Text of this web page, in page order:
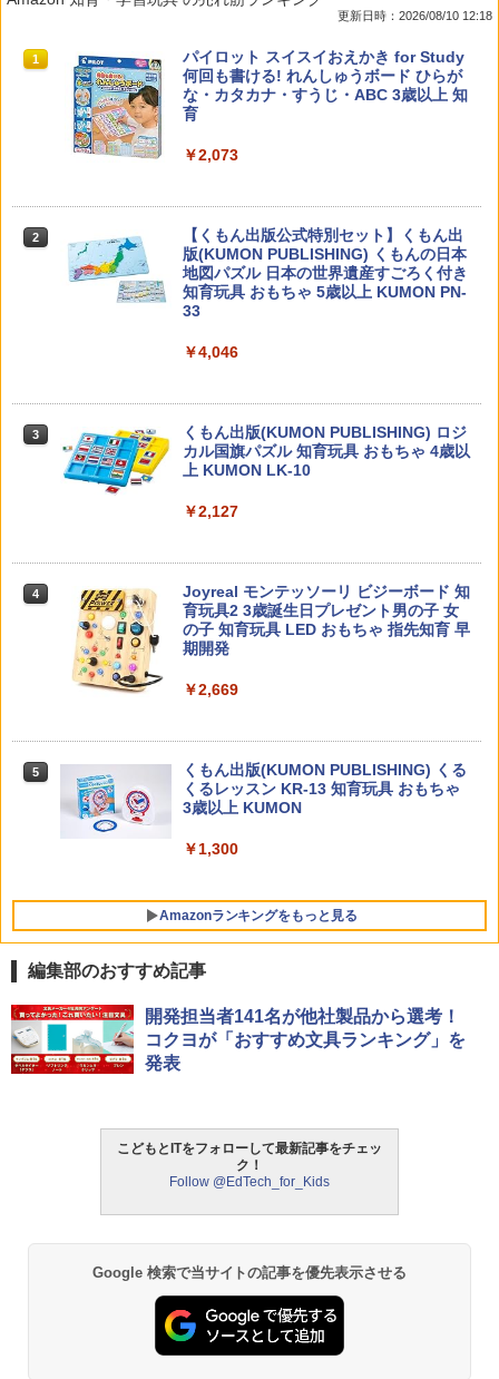
1 教育者のためのコーチング入門
￥2,530
こと (講談社現代新書 2787)
￥1,540
￥2,200
向山洋一の系譜、その先へ 授業の腕を磨
￥2,750
更新日時：2026/08/10 12:18
1
パイロット スイスイおえかき for Study
何回も書ける! れんしゅうボード ひらが
な・カタカナ・すうじ・ABC 3歳以上 知
育
￥2,073
2
【くもん出版公式特別セット】くもん出
版(KUMON PUBLISHING) くもんの日本
地図パズル 日本の世界遺産すごろく付き
知育玩具 おもちゃ 5歳以上 KUMON PN-
33
￥4,046
3
くもん出版(KUMON PUBLISHING) ロジ
カル国旗パズル 知育玩具 おもちゃ 4歳以
上 KUMON LK-10
￥2,127
4
Joyreal モンテッソーリ ビジーボード 知
育玩具2 3歳誕生日プレゼント男の子 女
の子 知育玩具 LED おもちゃ 指先知育 早
期開発
￥2,669
5
くもん出版(KUMON PUBLISHING) くる
くるレッスン KR-13 知育玩具 おもちゃ
3歳以上 KUMON
￥1,300
Amazonランキングをもっと見る
1
タッチペンで音が聞ける!はじめてずかん
1000 英語つき ([バラエティ])
中学英語をもう一度ひとつひとつわかり
やすく。改訂版
仮面ライダー 改造人間 限定ケース版
￥4,290
1
ThinkFun ボードゲーム 「サーキット・
メイズ」 配線回路をプログラミングする
日本語説明書付 8歳~ 76341 誕生日 クリ
モルカ: 原子・分子に強くなるカードゲ
ーム
物理実験モデル楽器電磁気教材を教える
ダルトンボード/ゴルトンボード物理学、
編集部のおすすめ記事
開発担当者141名が他社製品から選考！
コクヨが「おすすめ文具ランキング」を
発表
こどもとITをフォローして最新記事をチェッ
ク！
Follow @EdTech_for_Kids
Google 検索で当サイトの記事を優先表示させる